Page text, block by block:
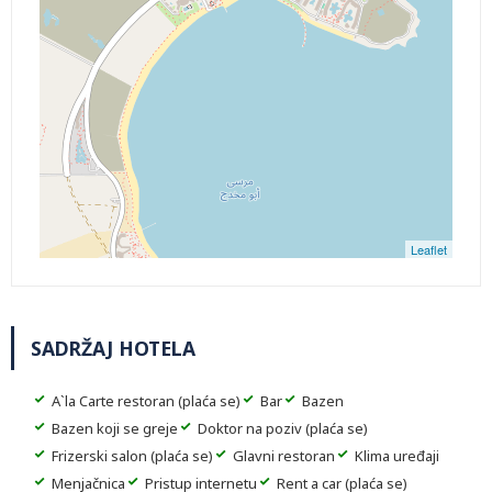
Leaflet
SADRŽAJ HOTELA
A`la Carte restoran (plaća se) Bar
Bazen
Bazen koji se greje
Doktor na poziv (plaća se)
Frizerski salon (plaća se)
Glavni restoran
Klima uređaji
Menjačnica
Pristup internetu Rent a car (plaća se)